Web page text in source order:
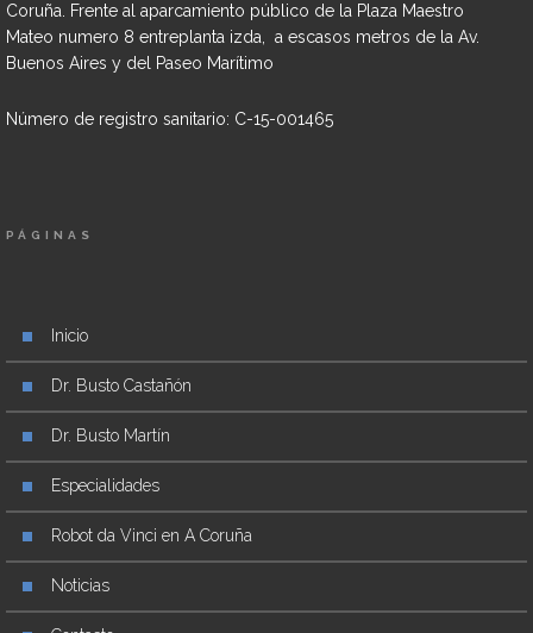
Coruña. Frente al aparcamiento público de la Plaza Maestro
Mateo numero 8 entreplanta izda, a escasos metros de la Av.
Buenos Aires y del Paseo Marítimo
Número de registro sanitario: C-15-001465
PÁGINAS
Inicio
Dr. Busto Castañón
Dr. Busto Martín
Especialidades
Robot da Vinci en A Coruña
Noticias